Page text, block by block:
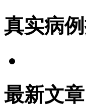
真实病例
最新文章